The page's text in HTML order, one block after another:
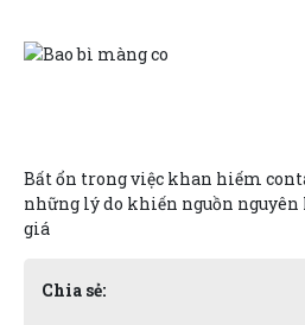
Bất ổn trong việc khan hiếm
những lý do khiến nguồn nguyên
giá
Chia sẻ: